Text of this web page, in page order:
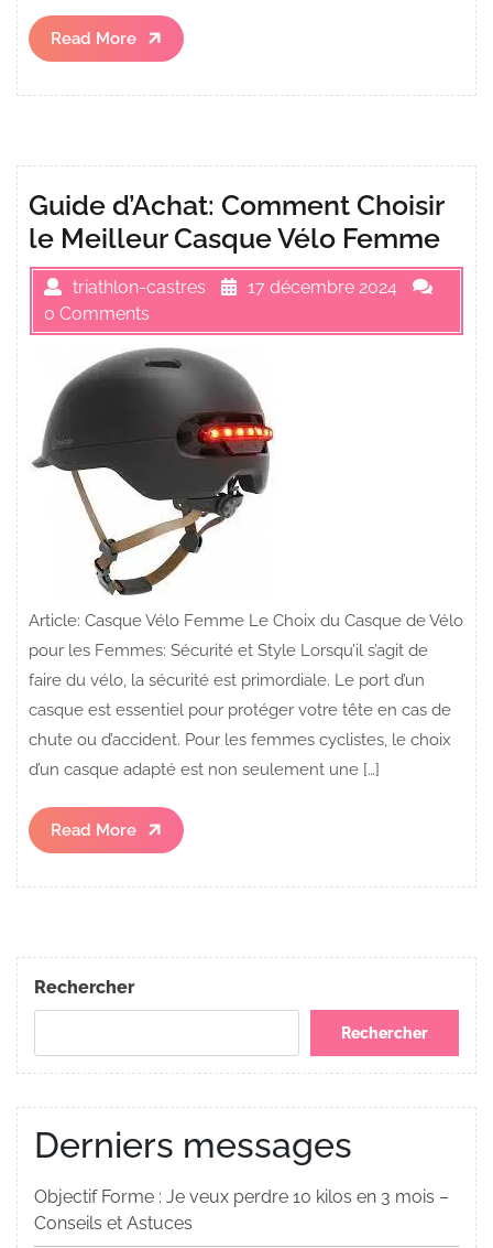
Read More
Read
More
Guide d’Achat: Comment Choisir
le Meilleur Casque Vélo Femme
triathlon-castres
17 décembre 2024
0 Comments
Article: Casque Vélo Femme Le Choix du Casque de Vélo
pour les Femmes: Sécurité et Style Lorsqu’il s’agit de
faire du vélo, la sécurité est primordiale. Le port d’un
casque est essentiel pour protéger votre tête en cas de
chute ou d’accident. Pour les femmes cyclistes, le choix
d’un casque adapté est non seulement une […]
Read More
Read
More
Rechercher
Rechercher
Derniers messages
Objectif Forme : Je veux perdre 10 kilos en 3 mois –
Conseils et Astuces